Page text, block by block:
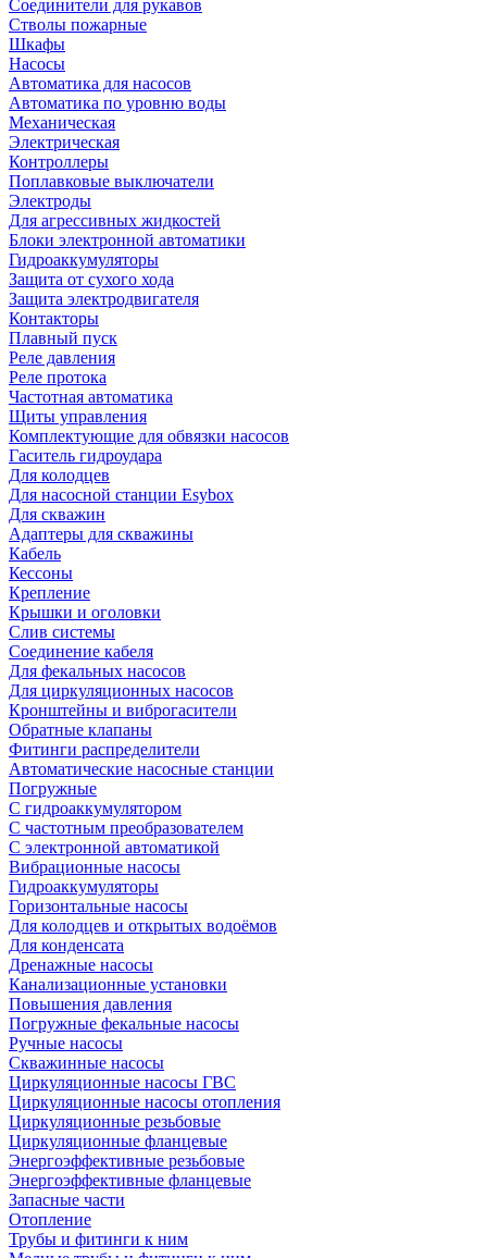
Соединители для рукавов
Стволы пожарные
Шкафы
Насосы
Автоматика для насосов
Автоматика по уровню воды
Механическая
Электрическая
Контроллеры
Поплавковые выключатели
Электроды
Для агрессивных жидкостей
Блоки электронной автоматики
Гидроаккумуляторы
Защита от сухого хода
Защита электродвигателя
Контакторы
Плавный пуск
Реле давления
Реле протока
Частотная автоматика
Щиты управления
Комплектующие для обвязки насосов
Гаситель гидроудара
Для колодцев
Для насосной станции Esybox
Для скважин
Адаптеры для скважины
Кабель
Кессоны
Крепление
Крышки и оголовки
Слив системы
Соединение кабеля
Для фекальных насосов
Для циркуляционных насосов
Кронштейны и виброгасители
Обратные клапаны
Фитинги распределители
Автоматические насосные станции
Погружные
С гидроаккумулятором
С частотным преобразователем
С электронной автоматикой
Вибрационные насосы
Гидроаккумуляторы
Горизонтальные насосы
Для колодцев и открытых водоёмов
Для конденсата
Дренажные насосы
Канализационные установки
Повышения давления
Погружные фекальные насосы
Ручные насосы
Скважинные насосы
Циркуляционные насосы ГВС
Циркуляционные насосы отопления
Циркуляционные резьбовые
Циркуляционные фланцевые
Энергоэффективные резьбовые
Энергоэффективные фланцевые
Запасные части
Отопление
Трубы и фитинги к ним